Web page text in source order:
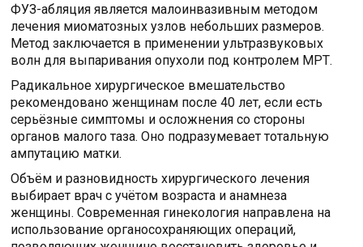
ФУЗ-абляция является малоинвазивным методом
лечения миоматозных узлов небольших размеров.
Метод заключается в применении ультразвуковых
волн для выпаривания опухоли под контролем МРТ.
Радикальное хирургическое вмешательство
рекомендовано женщинам после 40 лет, если есть
серьёзные симптомы и осложнения со стороны
органов малого таза. Оно подразумевает тотальную
ампутацию матки.
Объём и разновидность хирургического лечения
выбирает врач с учётом возраста и анамнеза
женщины. Современная гинекология направлена на
использование органосохраняющих операций,